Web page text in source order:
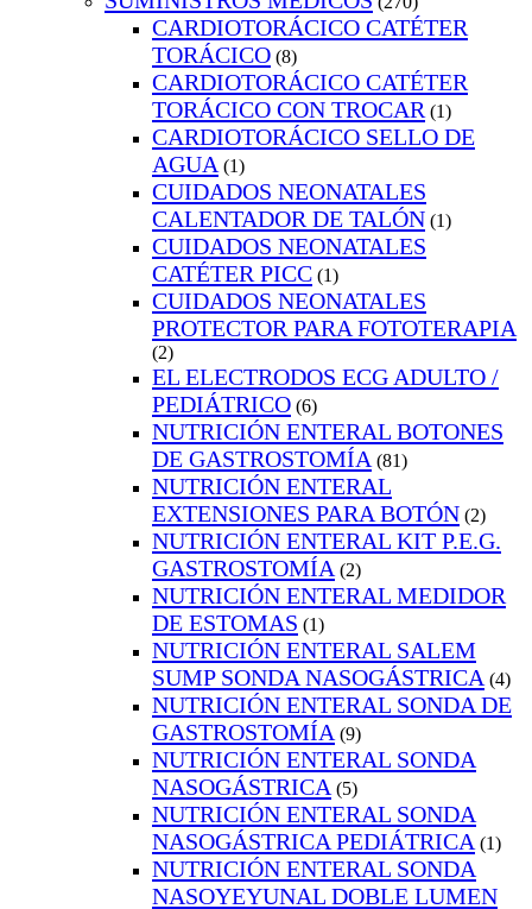
CARDIOTORÁCICO CATÉTER
TORÁCICO (8)
CARDIOTORÁCICO CATÉTER
TORÁCICO CON TROCAR (1)
CARDIOTORÁCICO SELLO DE
AGUA (1)
CUIDADOS NEONATALES
CALENTADOR DE TALÓN (1)
CUIDADOS NEONATALES
CATÉTER PICC (1)
CUIDADOS NEONATALES
PROTECTOR PARA FOTOTERAPIA
(2)
EL ELECTRODOS ECG ADULTO /
PEDIÁTRICO (6)
NUTRICIÓN ENTERAL BOTONES
DE GASTROSTOMÍA (81)
NUTRICIÓN ENTERAL
EXTENSIONES PARA BOTÓN (2)
NUTRICIÓN ENTERAL KIT P.E.G.
GASTROSTOMÍA (2)
NUTRICIÓN ENTERAL MEDIDOR
DE ESTOMAS (1)
NUTRICIÓN ENTERAL SALEM
SUMP SONDA NASOGÁSTRICA (4)
NUTRICIÓN ENTERAL SONDA DE
GASTROSTOMÍA (9)
NUTRICIÓN ENTERAL SONDA
NASOGÁSTRICA (5)
NUTRICIÓN ENTERAL SONDA
NASOGÁSTRICA PEDIÁTRICA (1)
NUTRICIÓN ENTERAL SONDA
NASOYEYUNAL DOBLE LUMEN